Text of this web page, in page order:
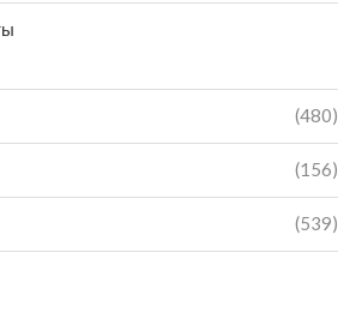
(480)
(156)
(539)